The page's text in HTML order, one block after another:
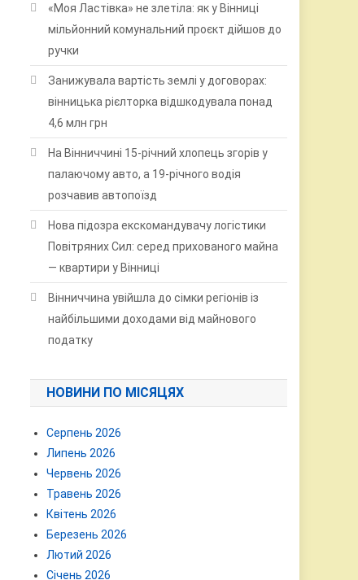
«Моя Ластівка» не злетіла: як у Вінниці
мільйонний комунальний проєкт дійшов до
ручки
Занижувала вартість землі у договорах:
вінницька рієлторка відшкодувала понад
4,6 млн грн
На Вінниччині 15-річний хлопець згорів у
палаючому авто, а 19-річного водія
розчавив автопоїзд
Нова підозра екскомандувачу логістики
Повітряних Сил: серед прихованого майна
— квартири у Вінниці
Вінниччина увійшла до сімки регіонів із
найбільшими доходами від майнового
податку
НОВИНИ ПО МІСЯЦЯХ
Серпень 2026
Липень 2026
Червень 2026
Травень 2026
Квітень 2026
Березень 2026
Лютий 2026
Січень 2026